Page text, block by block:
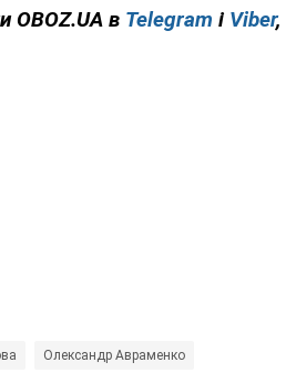
OBOZ.UA в Telegram і Viber,
Олександр Авраменко